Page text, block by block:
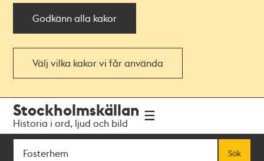
Godkänn alla kakor
Välj vilka kakor vi får använda
navigationen
huvudinnehållet
Stockholmskällan
Historia i ord, ljud och bild
Sök
Sök